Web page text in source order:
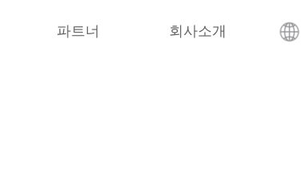
파트너 회사소개